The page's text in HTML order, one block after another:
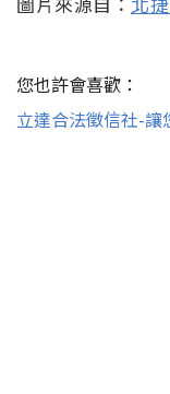
您也許會喜歡：
立達合法徵信社-讓